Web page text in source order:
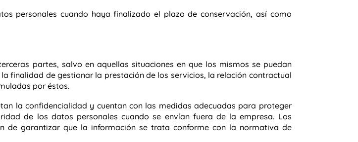
personales cuando haya finalizado el plazo de conservación, así como
partes, salvo en aquellas situaciones en que los mismos se puedan
la finalidad de gestionar la prestación de los servicios, la relación contractual
por éstos.
la confidencialidad y cuentan con las medidas adecuadas para proteger
de los datos personales cuando se envían fuera de la empresa. Los
de garantizar que la información se trata conforme con la normativa de